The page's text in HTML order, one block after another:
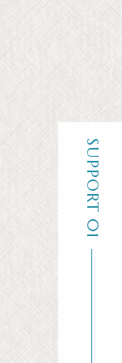
SUPPORT 01